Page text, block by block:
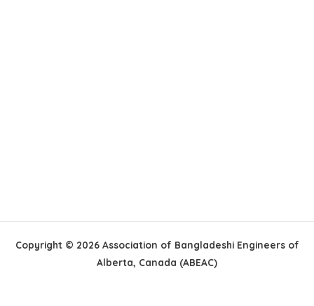
Copyright © 2026 Association of Bangladeshi Engineers of
Alberta, Canada (ABEAC)